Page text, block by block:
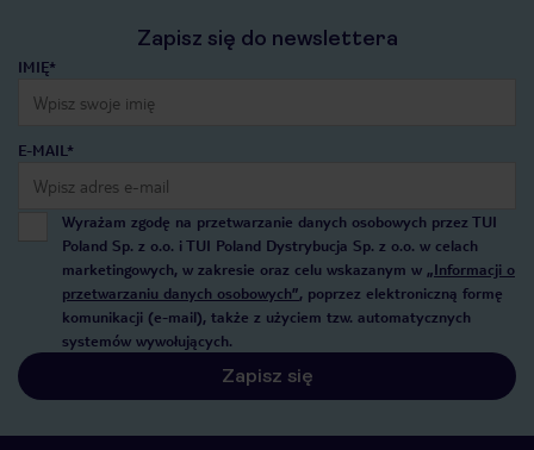
Zapisz się do newslettera
IMIĘ*
E-MAIL*
Wyrażam zgodę na przetwarzanie danych osobowych przez TUI
Poland Sp. z o.o. i TUI Poland Dystrybucja Sp. z o.o. w celach
marketingowych, w zakresie oraz celu wskazanym w „Informacji o
przetwarzaniu danych osobowych”, poprzez elektroniczną formę
komunikacji (e-mail), także z użyciem tzw. automatycznych
systemów wywołujących.
Zapisz się